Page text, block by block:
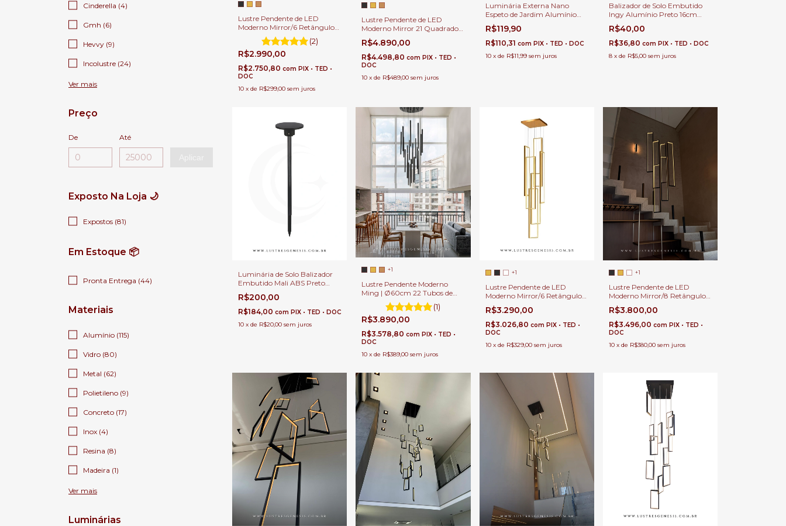
Cinderella (4)
Gmh (6)
Hevvy (9)
Incolustre (24)
Ver mais
Preço
De Até
Exposto Na Loja 🌙
Expostos (81)
Em Estoque 📦
Pronta Entrega (44)
Materiais
Alumínio (115)
Vidro (80)
Metal (62)
Polietileno (9)
Concreto (17)
Inox (4)
Resina (8)
Madeira (1)
Ver mais
Luminárias
Lustre Pendente de LED
Moderno Mirror/6 Retângulos
100x15cm Para Casas Pé
Direito Duplo e Alto (2)
R$2.990,00
R$2.750,80 com PIX • TED •
DOC
10 x de R$299,00 sem juros
Lustre Pendente de LED
Moderno Mirror 21 Quadrados
/ Retângulos 30x15cm Para
Casas Pé Direito Duplo e Alto
R$4.890,00
R$4.498,80com PIX • TED •
DOC
10 xde R$489,00 sem juros
Luminária Externa Nano
Espeto de Jardim Alumínio
Preto LED Branco Quente 2w
Para Quintal e Fachada
R$119,90
R$110,31 com PIX • TED • DOC
10 x de R$11,99 sem juros
Balizador de Solo Embutido
Ingy Alumínio Preto 16cm
LED Integrado 5w 80Lm
Bivolt Para Jardim, Fachada e
Passagem
R$40,00
R$36,80 com PIX • TED • DOC
8 x de R$5,00 sem juros
Luminária de Solo Balizador
Embutido Mali ABS Preto
7,38m LED Integrado 12W
1200Lm Para Paisagem e
Jardim
R$200,00
R$184,00 com PIX • TED • DOC
10 x de R$20,00 sem juros
+1
Lustre Pendente Moderno
Ming | Ø60cm 22 Tubos de
Alumínio 60cm Lâmpadas
Dicroica Mini MR11 | Para
Escadas e Salas de Pé Direito
Duplo e Alto
(1)
R$3.890,00
R$3.578,80com PIX • TED •
DOC
10 xde R$389,00 sem juros
+1
Lustre Pendente de LED
Moderno Mirror/6 Retângulos
60x25cm Para Casas Pé
Direito Duplo e Alto
R$3.290,00
R$3.026,80 com PIX • TED •
DOC
10 x de R$329,00 sem juros
+1
Lustre Pendente de LED
Moderno Mirror/8 Retângulos
60x25cm Para Casas Pé
Direito Duplo e Alto
R$3.800,00
R$3.496,00 com PIX • TED •
DOC
10 x de R$380,00 sem juros